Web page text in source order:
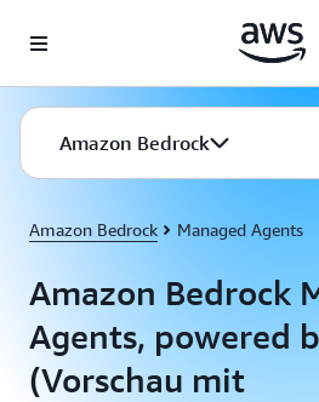
Überspringen zum Hauptinhalt
Amazon Bedrock
Amazon Bedrock Managed Agents
Amazon Bedrock
Agents, powered
(Vorschau mit